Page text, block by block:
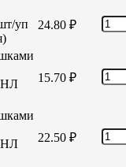
уп
24.80 ₽
15.70 ₽
22.50 ₽